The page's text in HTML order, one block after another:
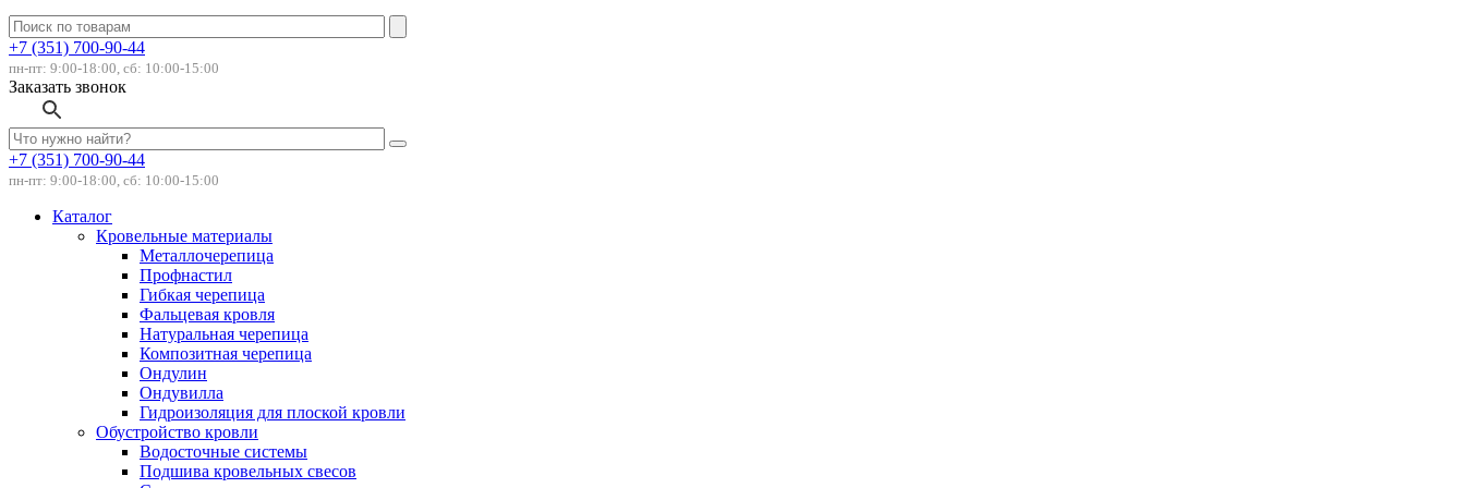
+7 (351) 700-90-44
пн-пт: 9:00-18:00, сб: 10:00-15:00
Заказать звонок
+7 (351) 700-90-44
пн-пт: 9:00-18:00, сб: 10:00-15:00
Каталог
Кровельные материалы
Металлочерепица
Профнастил
Гибкая черепица
Фальцевая кровля
Натуральная черепица
Композитная черепица
Ондулин
Ондувилла
Гидроизоляция для плоской кровли
Обустройство кровли
Водосточные системы
Подшива кровельных свесов